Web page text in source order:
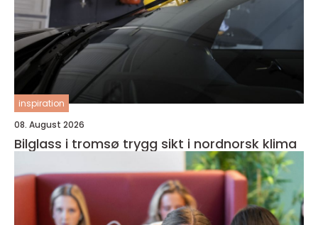
inspiration
08. August 2026
Bilglass i tromsø trygg sikt i nordnorsk klima